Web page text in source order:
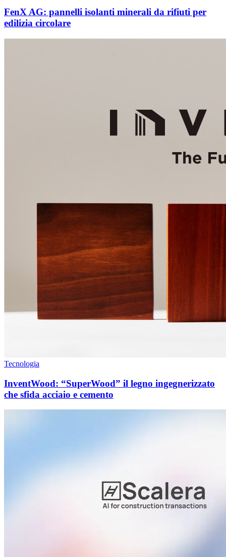
FenX AG: pannelli isolanti minerali da rifiuti per
edilizia circolare
Tecnologia
InventWood: “SuperWood” il legno ingegnerizzato
che sfida acciaio e cemento